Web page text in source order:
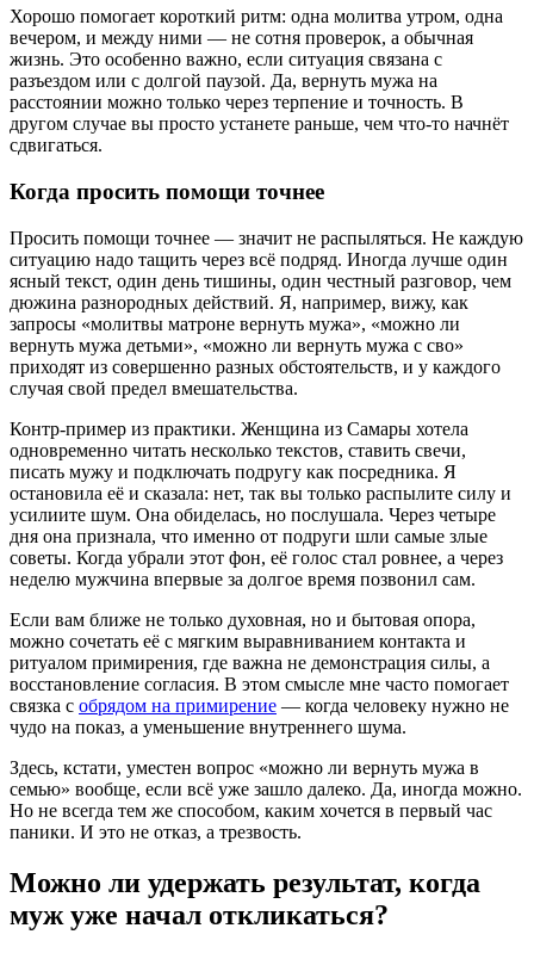
Хорошо помогает короткий ритм: одна молитва утром, одна
вечером, и между ними — не сотня проверок, а обычная
жизнь. Это особенно важно, если ситуация связана с
разъездом или с долгой паузой. Да, вернуть мужа на
расстоянии можно только через терпение и точность. В
другом случае вы просто устанете раньше, чем что-то начнёт
сдвигаться.
Когда просить помощи точнее
Просить помощи точнее — значит не распыляться. Не каждую
ситуацию надо тащить через всё подряд. Иногда лучше один
ясный текст, один день тишины, один честный разговор, чем
дюжина разнородных действий. Я, например, вижу, как
запросы «молитвы матроне вернуть мужа», «можно ли
вернуть мужа детьми», «можно ли вернуть мужа с сво»
приходят из совершенно разных обстоятельств, и у каждого
случая свой предел вмешательства.
Контр-пример из практики. Женщина из Самары хотела
одновременно читать несколько текстов, ставить свечи,
писать мужу и подключать подругу как посредника. Я
остановила её и сказала: нет, так вы только распылите силу и
усилиите шум. Она обиделась, но послушала. Через четыре
дня она признала, что именно от подруги шли самые злые
советы. Когда убрали этот фон, её голос стал ровнее, а через
неделю мужчина впервые за долгое время позвонил сам.
Если вам ближе не только духовная, но и бытовая опора,
можно сочетать её с мягким выравниванием контакта и
ритуалом примирения, где важна не демонстрация силы, а
восстановление согласия. В этом смысле мне часто помогает
связка с обрядом на примирение — когда человеку нужно не
чудо на показ, а уменьшение внутреннего шума.
Здесь, кстати, уместен вопрос «можно ли вернуть мужа в
семью» вообще, если всё уже зашло далеко. Да, иногда можно.
Но не всегда тем же способом, каким хочется в первый час
паники. И это не отказ, а трезвость.
Можно ли удержать результат, когда
муж уже начал откликаться?